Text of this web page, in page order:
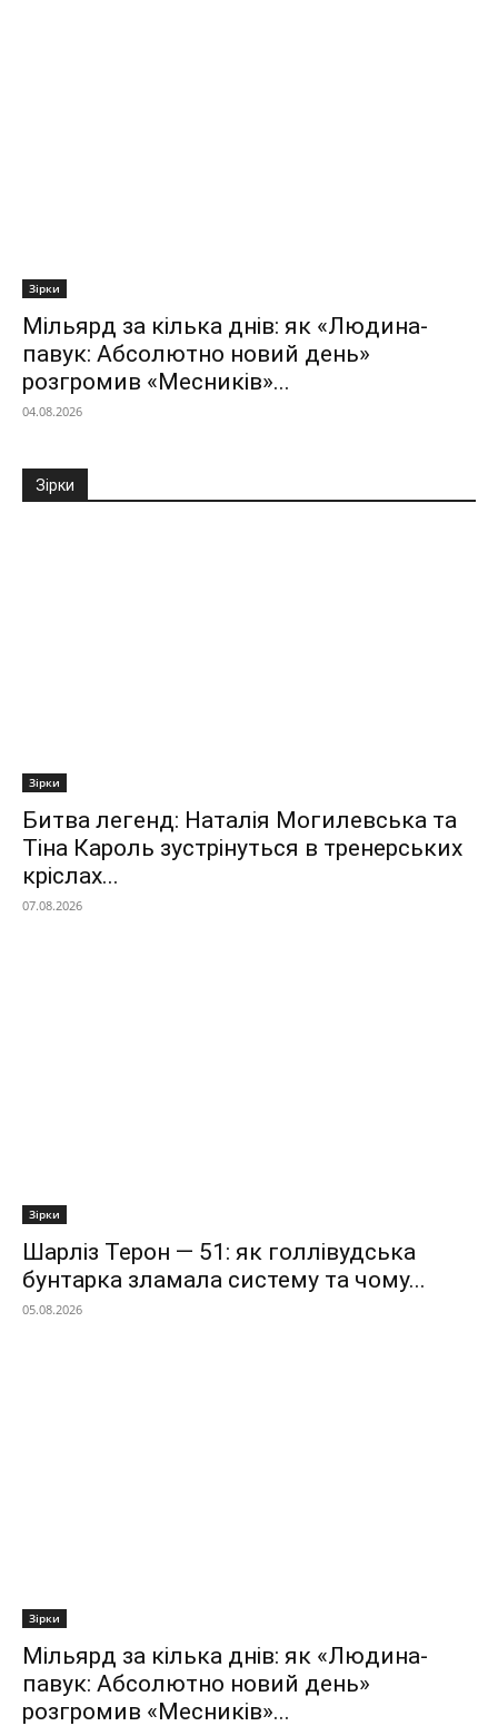
Зірки
Мільярд за кілька днів: як «Людина-
павук: Абсолютно новий день»
розгромив «Месників»...
04.08.2026
Зірки
Зірки
Битва легенд: Наталія Могилевська та
Тіна Кароль зустрінуться в тренерських
кріслах...
07.08.2026
Зірки
Шарліз Терон — 51: як голлівудська
бунтарка зламала систему та чому...
05.08.2026
Зірки
Мільярд за кілька днів: як «Людина-
павук: Абсолютно новий день»
розгромив «Месників»...